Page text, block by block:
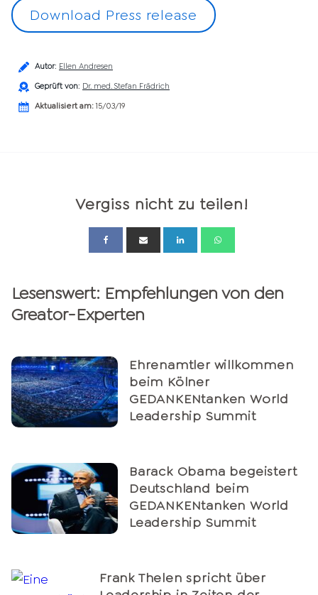
Download Press release
Autor: Ellen Andresen
Geprüft von: Dr. med. Stefan Frädrich
Aktualisiert am: 15/03/19
Vergiss nicht zu teilen!
Lesenswert: Empfehlungen von den
Greator-Experten
Ehrenamtler willkommen
beim Kölner
GEDANKENtanken World
Leadership Summit
Barack Obama begeistert
Deutschland beim
GEDANKENtanken World
Leadership Summit
Frank Thelen spricht über